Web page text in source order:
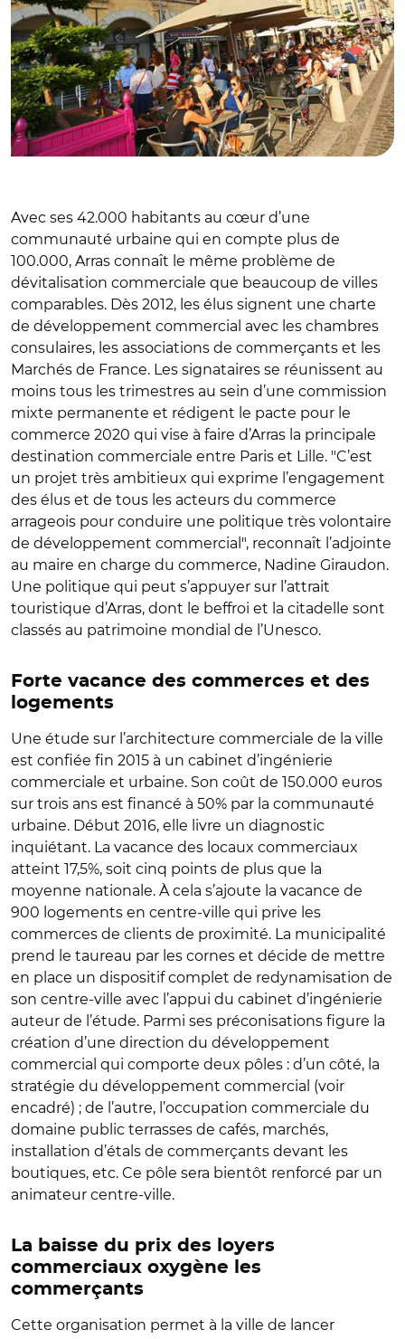
Avec ses 42.000 habitants au cœur d’une
communauté urbaine qui en compte plus de
100.000, Arras connaît le même problème de
dévitalisation commerciale que beaucoup de villes
comparables. Dès 2012, les élus signent une charte
de développement commercial avec les chambres
consulaires, les associations de commerçants et les
Marchés de France. Les signataires se réunissent au
moins tous les trimestres au sein d’une commission
mixte permanente et rédigent le pacte pour le
commerce 2020 qui vise à faire d’Arras la principale
destination commerciale entre Paris et Lille. "C’est
un projet très ambitieux qui exprime l’engagement
des élus et de tous les acteurs du commerce
arrageois pour conduire une politique très volontaire
de développement commercial", reconnaît l’adjointe
au maire en charge du commerce, Nadine Giraudon.
Une politique qui peut s’appuyer sur l’attrait
touristique d’Arras, dont le beffroi et la citadelle sont
classés au patrimoine mondial de l’Unesco.
Forte vacance des commerces et des
logements
Une étude sur l’architecture commerciale de la ville
est confiée fin 2015 à un cabinet d’ingénierie
commerciale et urbaine. Son coût de 150.000 euros
sur trois ans est financé à 50% par la communauté
urbaine. Début 2016, elle livre un diagnostic
inquiétant. La vacance des locaux commerciaux
atteint 17,5%, soit cinq points de plus que la
moyenne nationale. À cela s’ajoute la vacance de
900 logements en centre-ville qui prive les
commerces de clients de proximité. La municipalité
prend le taureau par les cornes et décide de mettre
en place un dispositif complet de redynamisation de
son centre-ville avec l’appui du cabinet d’ingénierie
auteur de l’étude. Parmi ses préconisations figure la
création d’une direction du développement
commercial qui comporte deux pôles : d’un côté, la
stratégie du développement commercial (voir
encadré) ; de l’autre, l’occupation commerciale du
domaine public terrasses de cafés, marchés,
installation d’étals de commerçants devant les
boutiques, etc. Ce pôle sera bientôt renforcé par un
animateur centre-ville.
La baisse du prix des loyers
commerciaux oxygène les
commerçants
Cette organisation permet à la ville de lancer